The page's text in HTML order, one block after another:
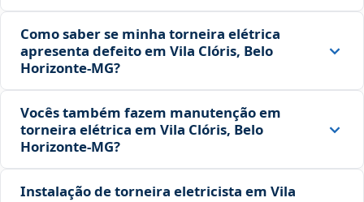
Como saber se minha torneira elétrica
apresenta defeito em Vila Clóris, Belo
Horizonte‑MG?
Vocês também fazem manutenção em
torneira elétrica em Vila Clóris, Belo
Horizonte‑MG?
Instalação de torneira eletricista em Vila